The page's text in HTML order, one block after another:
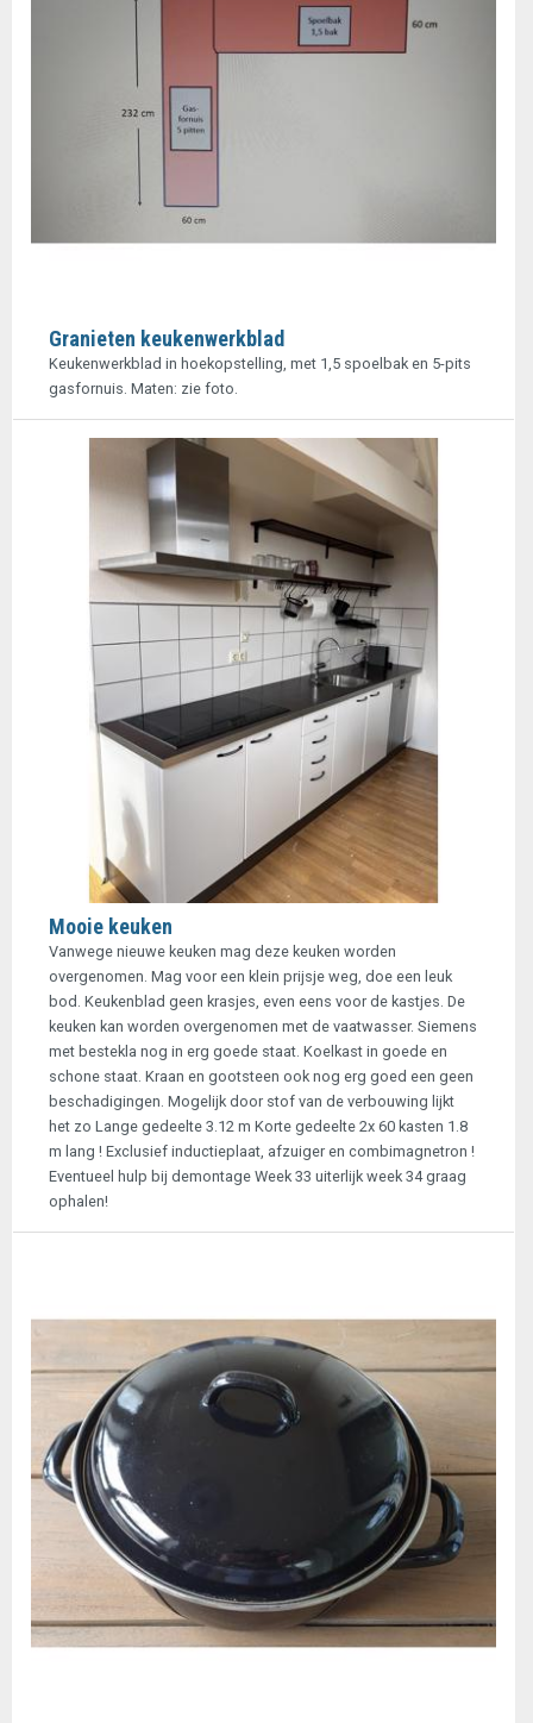
Granieten keukenwerkblad
Keukenwerkblad in hoekopstelling, met 1,5 spoelbak en 5-pits
gasfornuis. Maten: zie foto.
Mooie keuken
Vanwege nieuwe keuken mag deze keuken worden
overgenomen. Mag voor een klein prijsje weg, doe een leuk
bod. Keukenblad geen krasjes, even eens voor de kastjes. De
keuken kan worden overgenomen met de vaatwasser. Siemens
met bestekla nog in erg goede staat. Koelkast in goede en
schone staat. Kraan en gootsteen ook nog erg goed een geen
beschadigingen. Mogelijk door stof van de verbouwing lijkt
het zo Lange gedeelte 3.12 m Korte gedeelte 2x 60 kasten 1.8
m lang ! Exclusief inductieplaat, afzuiger en combimagnetron !
Eventueel hulp bij demontage Week 33 uiterlijk week 34 graag
ophalen!